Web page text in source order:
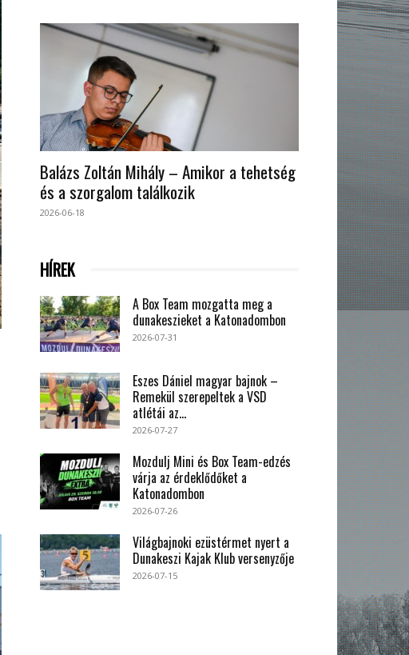
Balázs Zoltán Mihály – Amikor a tehetség
és a szorgalom találkozik
2026-06-18
HÍREK
A Box Team mozgatta meg a
dunakeszieket a Katonadombon
2026-07-31
Eszes Dániel magyar bajnok –
Remekül szerepeltek a VSD
atlétái az...
2026-07-27
Mozdulj Mini és Box Team-edzés
várja az érdeklődőket a
Katonadombon
2026-07-26
Világbajnoki ezüstérmet nyert a
Dunakeszi Kajak Klub versenyzője
2026-07-15